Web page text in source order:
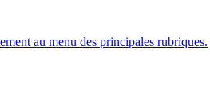
au menu des principales rubriques.